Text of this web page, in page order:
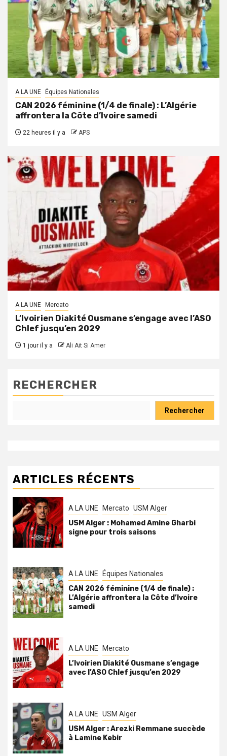
A LA UNE Équipes Nationales
CAN 2026 féminine (1/4 de finale) : L’Algérie
affrontera la Côte d’Ivoire samedi
22 heures il y a APS
A LA UNE Mercato
L’Ivoirien Diakité Ousmane s’engage avec l’ASO
Chlef jusqu’en 2029
1 jour il y a Ali Ait Si Amer
RECHERCHER
Rechercher
ARTICLES RÉCENTS
A LA UNE Mercato USM Alger
USM Alger : Mohamed Amine Gharbi
signe pour trois saisons
A LA UNE Équipes Nationales
CAN 2026 féminine (1/4 de finale) :
L’Algérie affrontera la Côte d’Ivoire
samedi
A LA UNE Mercato
L’Ivoirien Diakité Ousmane s’engage
avec l’ASO Chlef jusqu’en 2029
A LA UNE USM Alger
USM Alger : Arezki Remmane succède
à Lamine Kebir